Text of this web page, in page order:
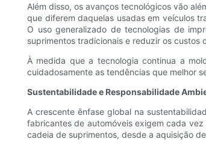
Além disso, os avanços tecnológicos vão
que diferem daquelas usadas em veículos
O uso generalizado de tecnologias de
suprimentos tradicionais e reduzir os custos
À medida que a tecnologia continua a
cuidadosamente as tendências que melhor
Sustentabilidade e Responsabilidade
A crescente ênfase global na
fabricantes de automóveis exigem cada
cadeia de suprimentos, desde a aquisição